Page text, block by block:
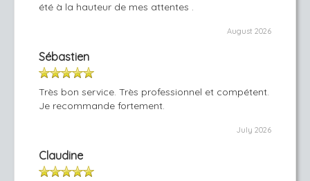
été à la hauteur de mes attentes .
August 2026
Sébastien
Très bon service. Très professionnel et compétent.
Je recommande fortement.
July 2026
Claudine